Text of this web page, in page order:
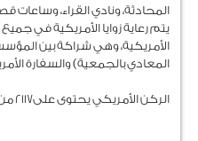
المحادثة، ونادي القراء، وساعات
يتم رعاية زوايا الأمريكية في
الأمريكية، وهي شراكة بين
المعادي بالجمعية) والسفارة
الركن الأمريكي يحتوى على2117 من مصادر المعلومات ويرتبط رقميا: